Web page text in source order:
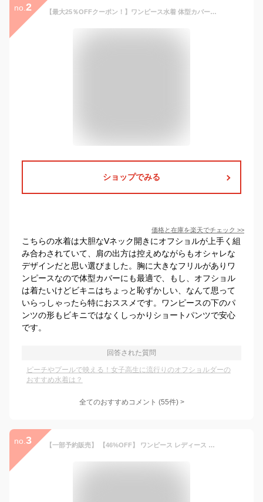
no. 2 【最大25％OFFクーポン！】ワンピース水着 体型カバー水着 大きいサイズ レディース ママ水着 オフショルダー オールインワン フレア 花柄 黒 ぽっちゃり 二の腕 カバーアップ XXL 3L 4L 5L 6L 13号 15号 17号 19号 Eカップ Fカップ
ショップでみる
価格と在庫を楽天でチェック >>
こちらの水着は大胆なVネック開きにオフショルが上手く組
み合わされていて、肩の出方は控えめながらもオシャレな
デザインだと思い選びました。胸に大きなフリルがありワ
ンピースなので体型カバーにも最適で、もし、オフショル
は着たいけどビキニはちょっと恥ずかしい、なんて思って
いらっしゃったら特におススメです。ワンピースの下のパ
ンツの形もビキニではなくしっかりショートパンツで安心
です。
回答された質問
ピーチやプールで映える！女子高生に流行りのオフショルダーの
おすすめ水着は？
全てのおすすめコメント (55件) >
no. 3 【一部予約販売】 【46%OFF】 ワンピース レディース ロング ストレッチ 洗える 上品 きれいめ セレモニー パーティ 冠婚葬祭 入学式 卒業式 入園式 卒園式 喪服 葬式 お盆 通勤 ビジネス オールシーズン 春 夏 秋 冬 試着チケット対象